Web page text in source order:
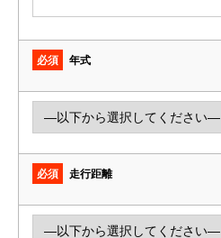
必須 年式
必須 走行距離